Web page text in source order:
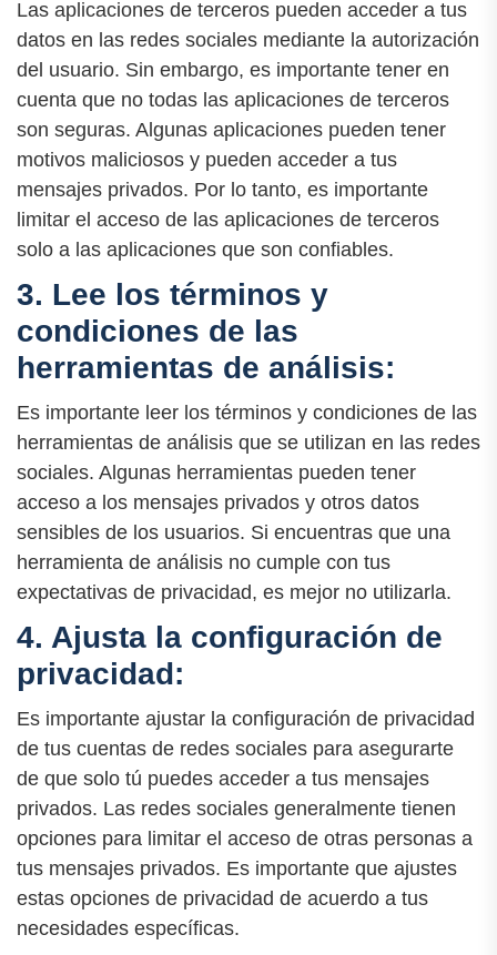
Las aplicaciones de terceros pueden acceder a tus
datos en las redes sociales mediante la autorización
del usuario. Sin embargo, es importante tener en
cuenta que no todas las aplicaciones de terceros
son seguras. Algunas aplicaciones pueden tener
motivos maliciosos y pueden acceder a tus
mensajes privados. Por lo tanto, es importante
limitar el acceso de las aplicaciones de terceros
solo a las aplicaciones que son confiables.
3. Lee los términos y
condiciones de las
herramientas de análisis:
Es importante leer los términos y condiciones de las
herramientas de análisis que se utilizan en las redes
sociales. Algunas herramientas pueden tener
acceso a los mensajes privados y otros datos
sensibles de los usuarios. Si encuentras que una
herramienta de análisis no cumple con tus
expectativas de privacidad, es mejor no utilizarla.
4. Ajusta la configuración de
privacidad:
Es importante ajustar la configuración de privacidad
de tus cuentas de redes sociales para asegurarte
de que solo tú puedes acceder a tus mensajes
privados. Las redes sociales generalmente tienen
opciones para limitar el acceso de otras personas a
tus mensajes privados. Es importante que ajustes
estas opciones de privacidad de acuerdo a tus
necesidades específicas.